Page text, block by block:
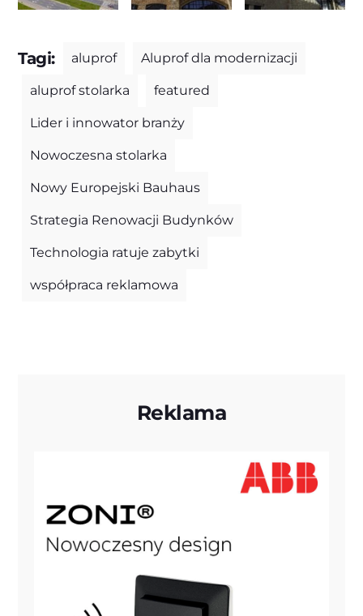
Tagi: aluprof Aluprof dla modernizacji
aluprof stolarka featured
Lider i innowator branży
Nowoczesna stolarka
Nowy Europejski Bauhaus
Strategia Renowacji Budynków
Technologia ratuje zabytki
współpraca reklamowa
Reklama